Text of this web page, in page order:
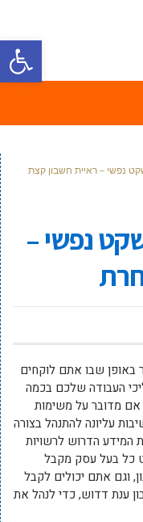
פתח
נפשי – ראיית חשבון קצת
נפשי –
באופן שבו אתם לוקחים
העבודה שלכם בכמה
אם מדובר על משימות
עליונה להתנהל בצורה
המידע הדרוש לרשויות
כל בעל עסק מקבל
וגם אתם יכולים לקבל
ענת דדוש, כדי לנהל את